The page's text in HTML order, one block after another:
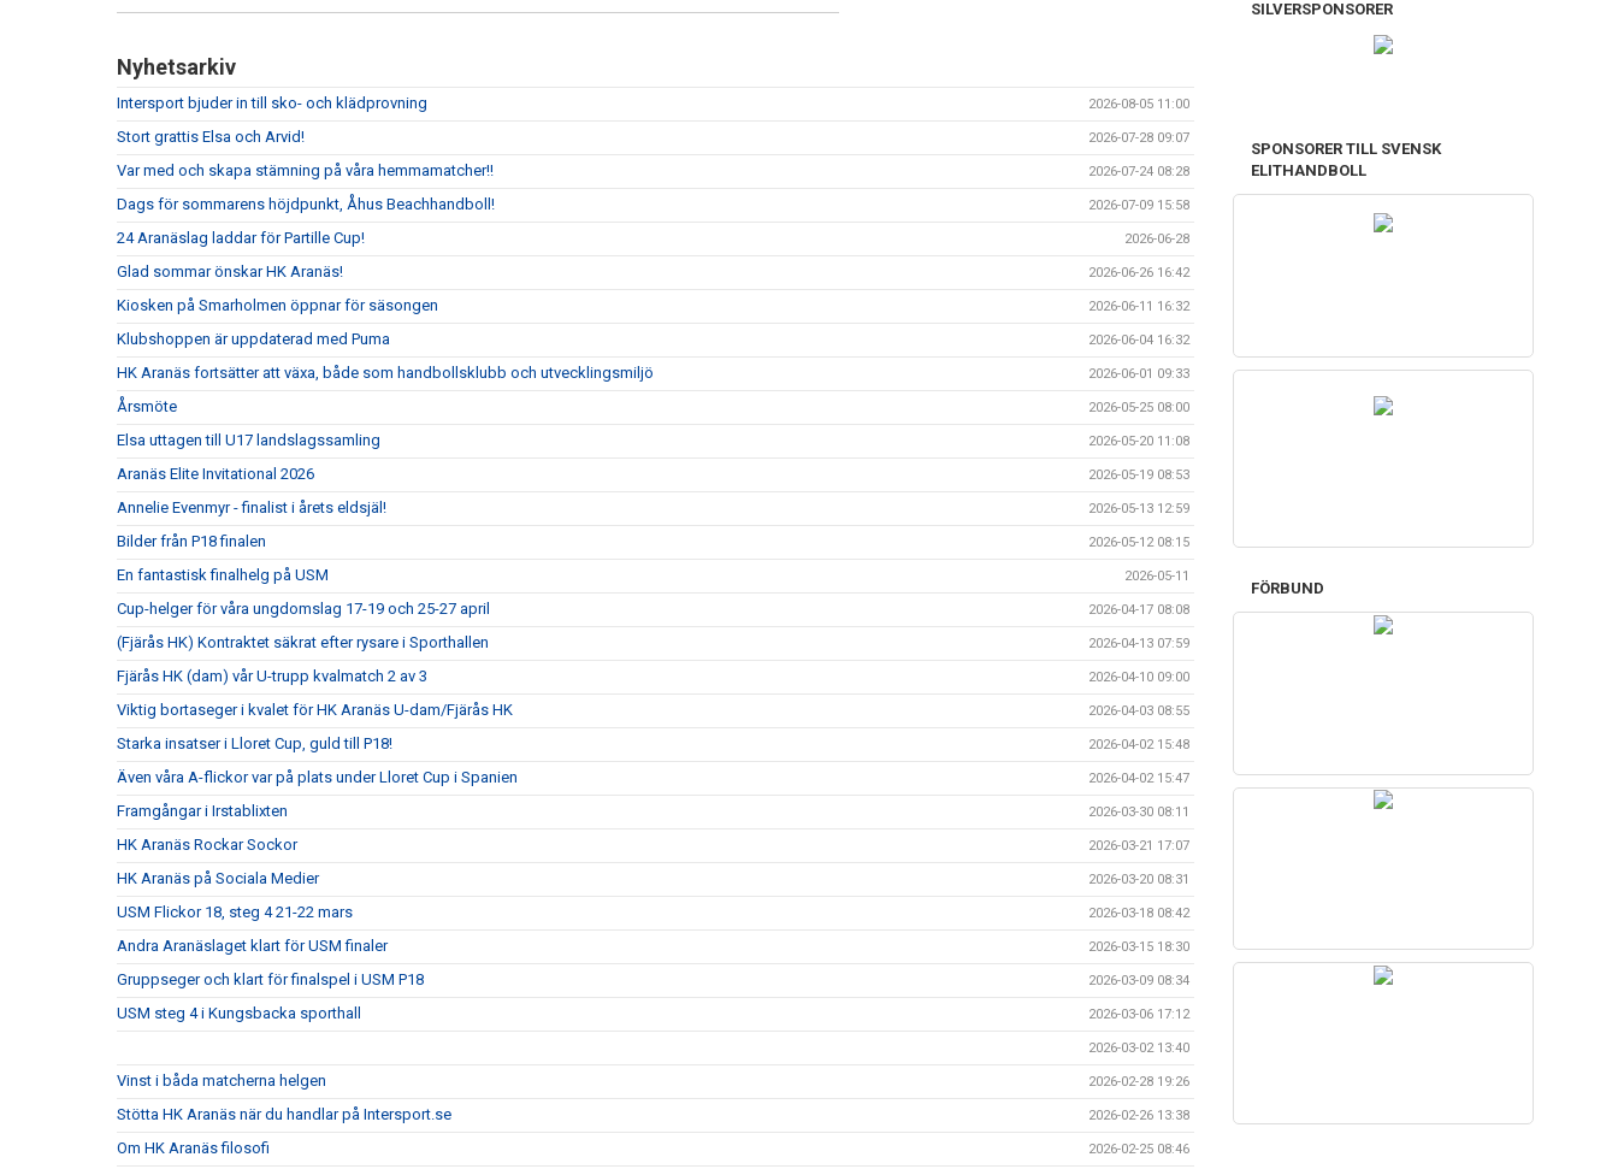
Nyhetsarkiv
Intersport bjuder in till sko- och klädprovning 2026-08-05 11:00
Stort grattis Elsa och Arvid! 2026-07-28 09:07
Var med och skapa stämning på våra hemmamatcher!! 2026-07-24 08:28
Dags för sommarens höjdpunkt, Åhus Beachhandboll! 2026-07-09 15:58
24 Aranäslag laddar för Partille Cup! 2026-06-28
Glad sommar önskar HK Aranäs! 2026-06-26 16:42
Kiosken på Smarholmen öppnar för säsongen 2026-06-11 16:32
Klubshoppen är uppdaterad med Puma 2026-06-04 16:32
HK Aranäs fortsätter att växa, både som handbollsklubb och utvecklingsmiljö 2026-06-01 09:33
Årsmöte 2026-05-25 08:00
Elsa uttagen till U17 landslagssamling 2026-05-20 11:08
Aranäs Elite Invitational 2026 2026-05-19 08:53
Annelie Evenmyr - finalist i årets eldsjäl! 2026-05-13 12:59
Bilder från P18 finalen 2026-05-12 08:15
En fantastisk finalhelg på USM 2026-05-11
Cup-helger för våra ungdomslag 17-19 och 25-27 april 2026-04-17 08:08
(Fjärås HK) Kontraktet säkrat efter rysare i Sporthallen 2026-04-13 07:59
Fjärås HK (dam) vår U-trupp kvalmatch 2 av 3 2026-04-10 09:00
Viktig bortaseger i kvalet för HK Aranäs U-dam/Fjärås HK 2026-04-03 08:55
Starka insatser i Lloret Cup, guld till P18! 2026-04-02 15:48
Även våra A-flickor var på plats under Lloret Cup i Spanien 2026-04-02 15:47
Framgångar i Irstablixten 2026-03-30 08:11
HK Aranäs Rockar Sockor 2026-03-21 17:07
HK Aranäs på Sociala Medier 2026-03-20 08:31
USM Flickor 18, steg 4 21-22 mars 2026-03-18 08:42
Andra Aranäslaget klart för USM finaler 2026-03-15 18:30
Gruppseger och klart för finalspel i USM P18 2026-03-09 08:34
USM steg 4 i Kungsbacka sporthall 2026-03-06 17:12
2026-03-02 13:40
Vinst i båda matcherna helgen 2026-02-28 19:26
Stötta HK Aranäs när du handlar på Intersport.se 2026-02-26 13:38
Om HK Aranäs filosofi 2026-02-25 08:46
SILVERSPONSORER
SPONSORER TILL SVENSK
ELITHANDBOLL
FÖRBUND